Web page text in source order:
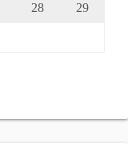
28 29